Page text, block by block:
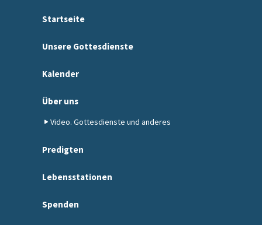
Startseite
Unsere Gottesdienste
Kalender
Über uns
Video. Gottesdienste und anderes
Predigten
Lebensstationen
Spenden